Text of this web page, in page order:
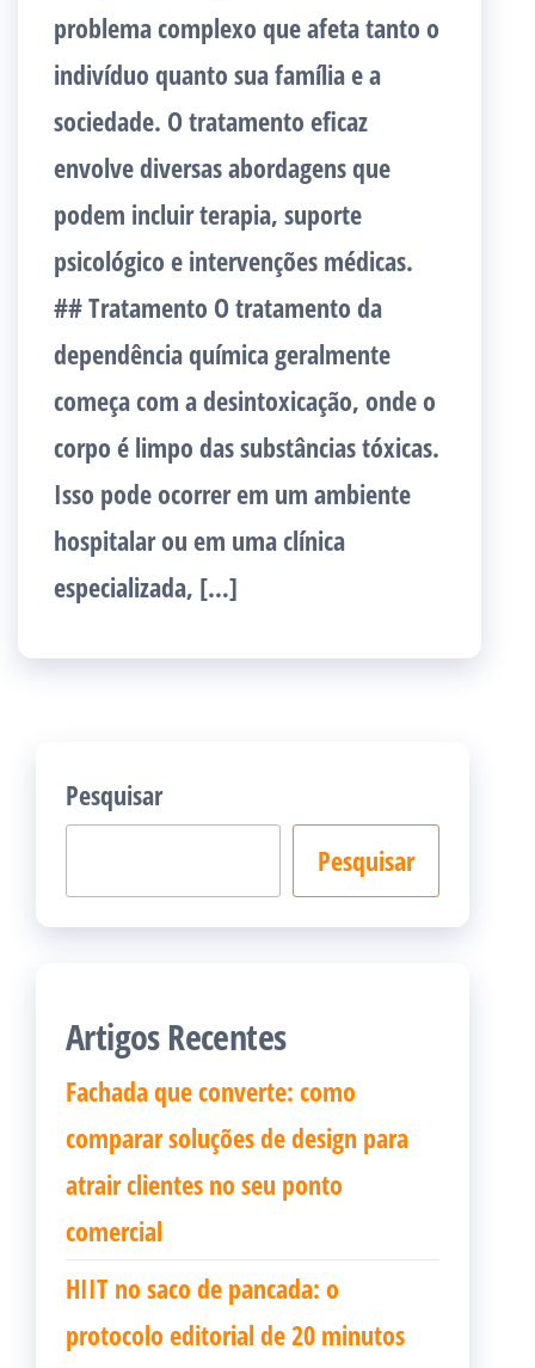
problema complexo que afeta tanto o
indivíduo quanto sua família e a
sociedade. O tratamento eficaz
envolve diversas abordagens que
podem incluir terapia, suporte
psicológico e intervenções médicas.
## Tratamento O tratamento da
dependência química geralmente
começa com a desintoxicação, onde o
corpo é limpo das substâncias tóxicas.
Isso pode ocorrer em um ambiente
hospitalar ou em uma clínica
especializada, […]
Pesquisar
Pesquisar
Artigos Recentes
Fachada que converte: como
comparar soluções de design para
atrair clientes no seu ponto
comercial
HIIT no saco de pancada: o
protocolo editorial de 20 minutos